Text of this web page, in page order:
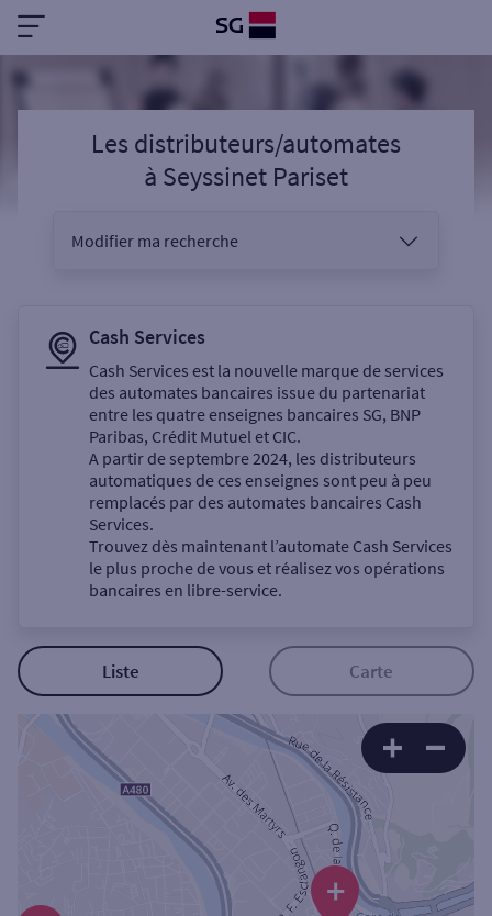
Les distributeurs/automates
à Seyssinet Pariset
Modifier ma recherche
Sélectionnez votre recherche
Un service
Autour de moi
ou
Ville / Code postal
Cash Services
Cash Services est la nouvelle marque de services
des automates bancaires issue du partenariat
entre les quatre enseignes bancaires SG, BNP
Paribas, Crédit Mutuel et CIC.
A partir de septembre 2024, les distributeurs
automatiques de ces enseignes sont peu à peu
remplacés par des automates bancaires Cash
Services.
Trouvez dès maintenant l’automate Cash Services
le plus proche de vous et réalisez vos opérations
bancaires en libre-service.
Liste Carte
+